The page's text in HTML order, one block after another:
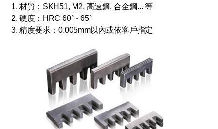
材質：SKH51, M2, 高速鋼, 合金鋼... 等
硬度：HRC 60°~ 65°
精度要求：0.005mm以內或依客戶指定